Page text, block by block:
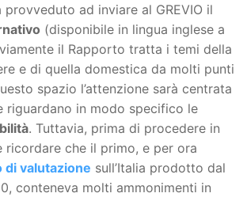
provveduto ad inviare al GREVIO il
(disponibile in lingua inglese a
il Rapporto tratta i temi della
e di quella domestica da molti punti
spazio l’attenzione sarà centrata
riguardano in modo specifico le
. Tuttavia, prima di procedere in
ricordare che il primo, e per ora
di valutazione sull’Italia prodotto dal
conteneva molti ammonimenti in